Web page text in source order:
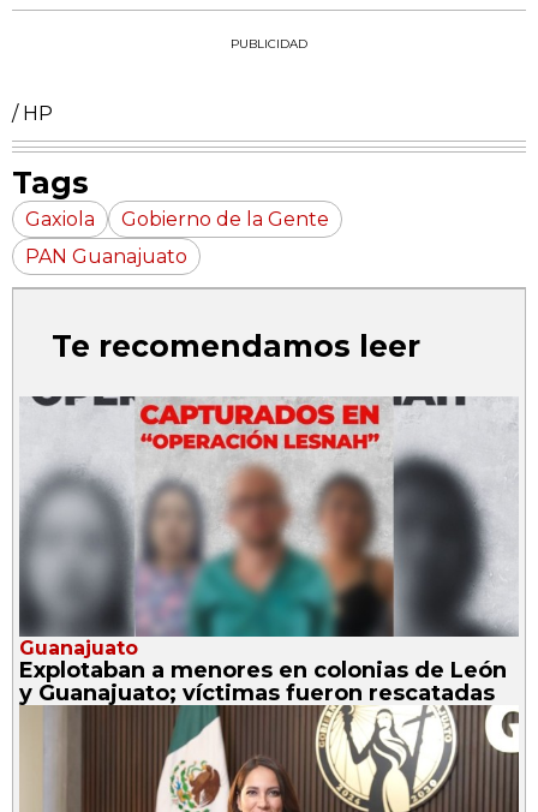
PUBLICIDAD
/ HP
Tags
Gaxiola
Gobierno de la Gente
PAN Guanajuato
Te recomendamos leer
Guanajuato
Explotaban a menores en colonias de León
y Guanajuato; víctimas fueron rescatadas